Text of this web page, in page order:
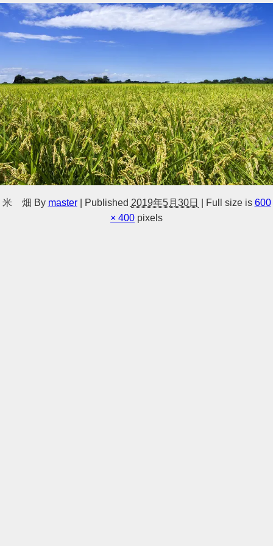
米 畑 By master Published 2019年5月30日 Full size is 600
× 400 pixels